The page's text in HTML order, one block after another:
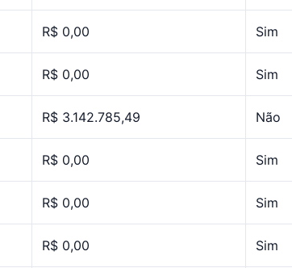
R$ 0,00 Sim
R$ 0,00 Sim
R$ 3.142.785,49 Não
R$ 0,00 Sim
R$ 0,00 Sim
R$ 0,00 Sim